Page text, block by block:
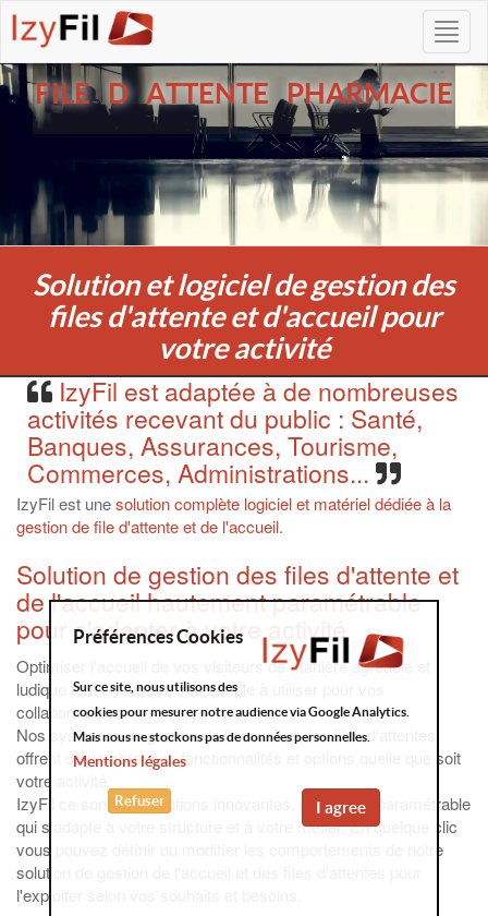
FILE D ATTENTE PHARMACIE
Solution et logiciel de gestion des
files d'attente et d'accueil pour
votre activité
IzyFil est adaptée à de nombreuses
activités recevant du public : Santé,
Banques, Assurances, Tourisme,
Commerces, Administrations...
IzyFil est unesolution complète logiciel et matériel dédiée à la
gestion de file d'attente et de l'accueil.
Solution de gestion des files d'attente et
de l'accueil hautement paramétrable
pour s'adapter à votre activité
Optimiser l'accueil de vos visiteurs de manière agréable et
ludique tout en restant très simple à utiliser pour vos
collaborateurs.
Nos systèmes de gestion de l'accueil et des files d'attentes
offrent de nombreuses fonctionnalités et options quelle que soit
votre activité.
IzyFil ce sont des solutions innovantes, souples et paramétrable
qui s'adapte à votre structure et à votre métier. En quelque clic
vous pouvez définir ou modifier les comportements de notre
solution de gestion de l'accueil et des files d'attentes pour
l'exploiter selon vos souhaits et besoins.
Préférences Cookies
Sur ce site, nous utilisons des
cookies pour mesurer notre audience via Google Analytics.
Mais nous ne stockons pas de données personnelles.
Mentions légales
I agree
Refuser